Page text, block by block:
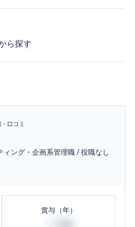
ら探す
口コミ
ィング・企画系管理職/役職なし
賞与（年）